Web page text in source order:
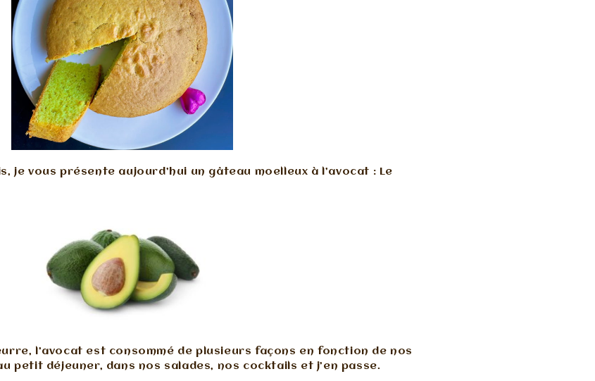
je vous présente aujourd’hui un gâteau moelleux à l’avocat : Le
l’avocat est consommé de plusieurs façons en fonction de nos
petit déjeuner, dans nos salades, nos cocktails et j’en passe.